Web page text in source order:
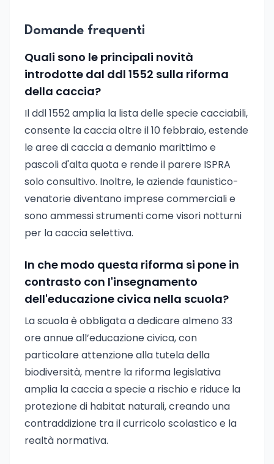
Domande frequenti
Quali sono le principali novità
introdotte dal ddl 1552 sulla riforma
della caccia?
Il ddl 1552 amplia la lista delle specie cacciabili,
consente la caccia oltre il 10 febbraio, estende
le aree di caccia a demanio marittimo e
pascoli d'alta quota e rende il parere ISPRA
solo consultivo. Inoltre, le aziende faunistico-
venatorie diventano imprese commerciali e
sono ammessi strumenti come visori notturni
per la caccia selettiva.
In che modo questa riforma si pone in
contrasto con l'insegnamento
dell'educazione civica nella scuola?
La scuola è obbligata a dedicare almeno 33
ore annue all’educazione civica, con
particolare attenzione alla tutela della
biodiversità, mentre la riforma legislativa
amplia la caccia a specie a rischio e riduce la
protezione di habitat naturali, creando una
contraddizione tra il curricolo scolastico e la
realtà normativa.